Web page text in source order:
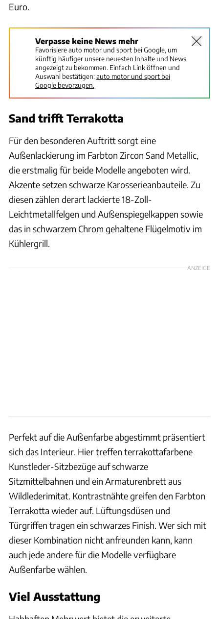
Euro.
Verpasse keine News mehr
Favorisiere auto motor und sport bei Google, um
künftig häufiger unsere neuesten Inhalte und News
angezeigt zu bekommen. Einfach Link öffnen und
Auswahl bestätigen:auto motor und sport bei
Google bevorzugen.
Sand trifft Terrakotta
Für den besonderen Auftritt sorgt eine
Außenlackierung im Farbton Zircon Sand Metallic,
die erstmalig für beide Modelle angeboten wird.
Akzente setzen schwarze Karosserieanbauteile. Zu
diesen zählen derart lackierte 18-Zoll-
Leichtmetallfelgen und Außenspiegelkappen sowie
das in schwarzem Chrom gehaltene Flügelmotiv im
Kühlergrill.
ANZEIGE
Perfekt auf die Außenfarbe abgestimmt präsentiert
sich das Interieur. Hier treffen terrakottafarbene
Kunstleder-Sitzbezüge auf schwarze
Sitzmittelbahnen und ein Armaturenbrett aus
Wildlederimitat. Kontrastnähte greifen den Farbton
Terrakotta wieder auf. Lüftungsdüsen und
Türgriffen tragen ein schwarzes Finish. Wer sich mit
dieser Kombination nicht anfreunden kann, kann
auch jede andere für die Modelle verfügbare
Außenfarbe wählen.
Viel Ausstattung